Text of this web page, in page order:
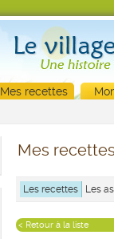
Mes recettes
Mes
Les recettes Les
< Retour à la liste